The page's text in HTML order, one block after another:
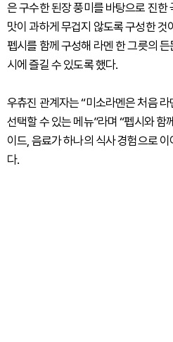
은 구수한 된장 풍미를 바탕으로 진한
맛이 과하게 무겁지 않도록 구성한
펩시를 함께 구성해 라멘 한 그릇의
시에 즐길 수 있도록 했다.
우츄진 관계자는 “미소라멘은 처음 라
선택할 수 있는 메뉴”라며 “펩시와 함
이드, 음료가 하나의 식사 경험으로
다.